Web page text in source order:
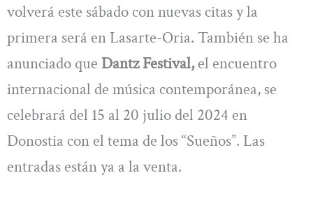
volverá este sábado con nuevas citas y la
primera será en Lasarte-Oria. También se ha
anunciado que Dantz Festival,el encuentro
internacional de música contemporánea, se
celebrará del 15 al 20 julio del 2024 en
Donostia con el tema de los “Sueños”. Las
entradas están ya a la venta.